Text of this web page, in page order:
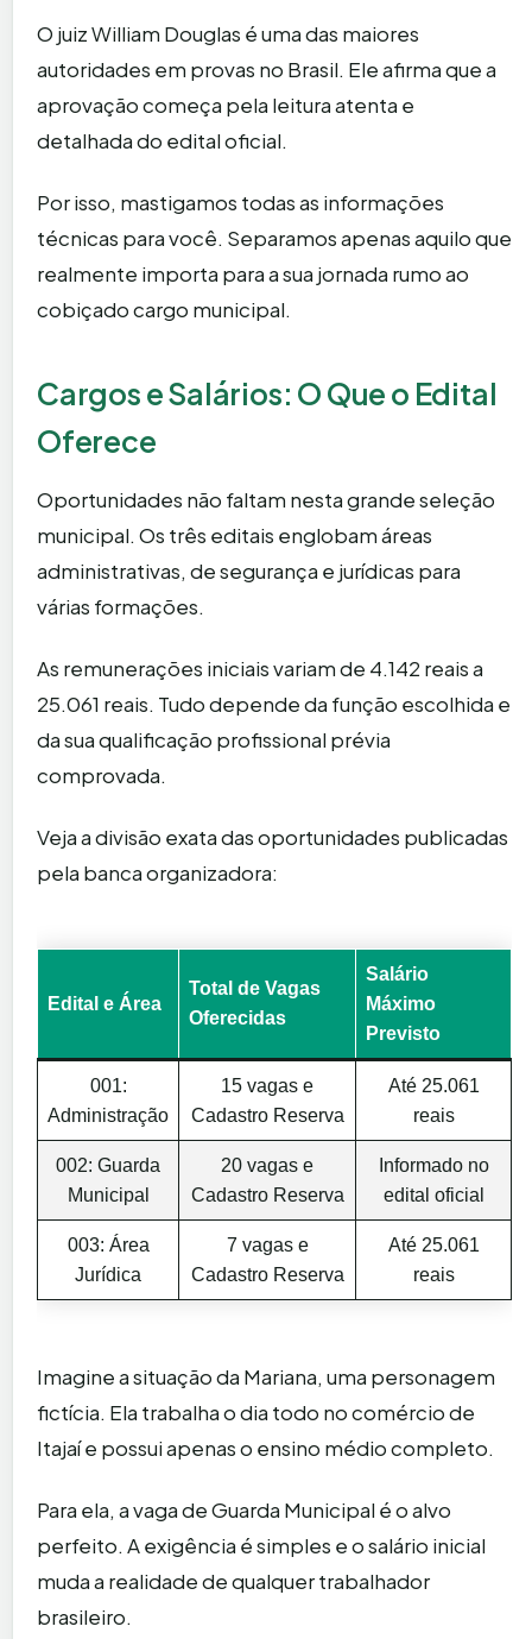
O juiz William Douglas é uma das maiores
autoridades em provas no Brasil. Ele afirma que a
aprovação começa pela leitura atenta e
detalhada do edital oficial.
Por isso, mastigamos todas as informações
técnicas para você. Separamos apenas aquilo que
realmente importa para a sua jornada rumo ao
cobiçado cargo municipal.
Cargos e Salários: O Que o Edital
Oferece
Oportunidades não faltam nesta grande seleção
municipal. Os três editais englobam áreas
administrativas, de segurança e jurídicas para
várias formações.
As remunerações iniciais variam de 4.142 reais a
25.061 reais. Tudo depende da função escolhida e
da sua qualificação profissional prévia
comprovada.
Veja a divisão exata das oportunidades publicadas
pela banca organizadora:
Edital e Área
Total de Vagas
Oferecidas
Salário
Máximo
Previsto
001:
Administração
15 vagas e
Cadastro Reserva
Até 25.061
reais
002: Guarda
Municipal
20 vagas e
Cadastro Reserva
Informado no
edital oficial
003: Área
Jurídica
7 vagas e
Cadastro Reserva
Até 25.061
reais
Imagine a situação da Mariana, uma personagem
fictícia. Ela trabalha o dia todo no comércio de
Itajaí e possui apenas o ensino médio completo.
Para ela, a vaga de Guarda Municipal é o alvo
perfeito. A exigência é simples e o salário inicial
muda a realidade de qualquer trabalhador
brasileiro.